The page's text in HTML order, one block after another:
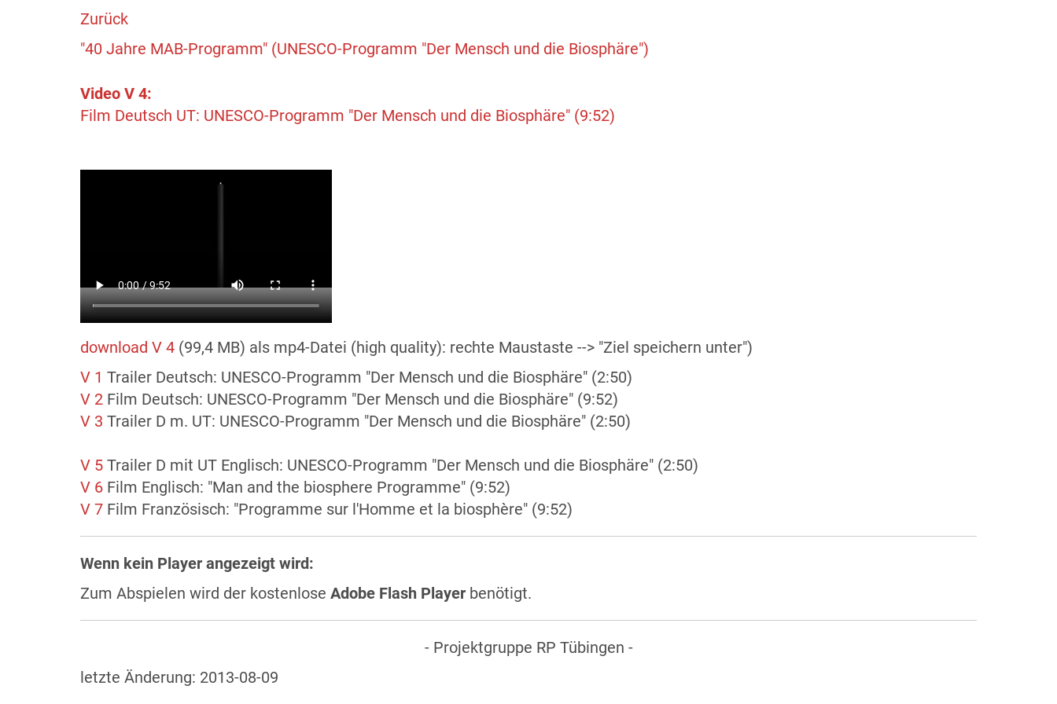
Zurück
"40 Jahre MAB-Programm" (UNESCO-Programm "Der Mensch und die Biosphäre")
Video V 4:
Film Deutsch UT: UNESCO-Programm "Der Mensch und die Biosphäre" (9:52)
download V 4 (99,4 MB) als mp4-Datei (high quality): rechte Maustaste --> "Ziel speichern unter")
V 1 Trailer Deutsch: UNESCO-Programm "Der Mensch und die Biosphäre" (2:50)
V 2 Film Deutsch: UNESCO-Programm "Der Mensch und die Biosphäre" (9:52)
V 3 Trailer D m. UT: UNESCO-Programm "Der Mensch und die Biosphäre" (2:50)
V 5 Trailer D mit UT Englisch: UNESCO-Programm "Der Mensch und die Biosphäre" (2:50)
V 6 Film Englisch: "Man and the biosphere Programme" (9:52)
V 7 Film Französisch: "Programme sur l'Homme et la biosphère" (9:52)
Wenn kein Player angezeigt wird:
Zum Abspielen wird der kostenlose Adobe Flash Player benötigt.
- Projektgruppe RP Tübingen -
letzte Änderung: 2013-08-09